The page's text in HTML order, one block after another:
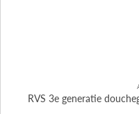
RVS 3e generatie